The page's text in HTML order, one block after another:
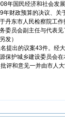
年国民经济和社会发
财政预算的决议、关
东市人民检察院工作
委员会副主任与代表见
发）
提出的议案43件。经
保护城乡建设委员会
评和意见一并由市人